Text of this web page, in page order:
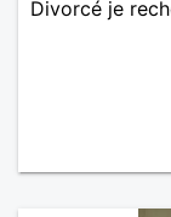
Divorcé je